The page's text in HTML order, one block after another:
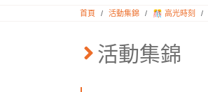
首頁 活動集錦 🎊 高光時刻
活動集錦